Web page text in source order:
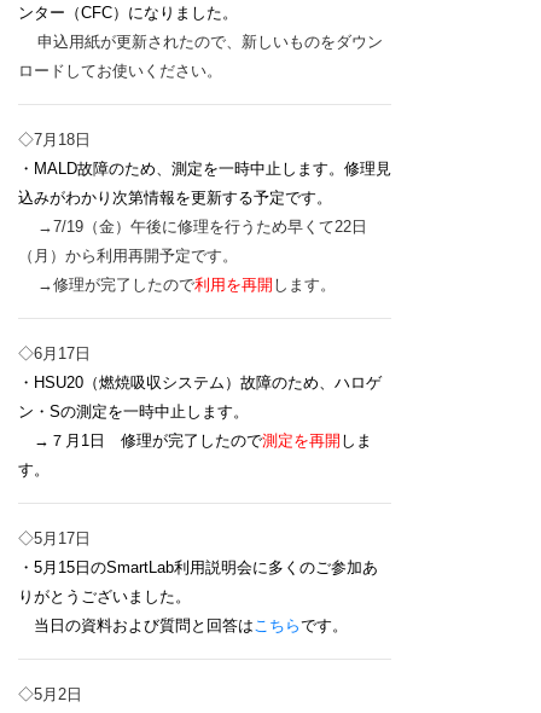
ンター（CFC）になりました。
申込用紙が更新されたので、新しいものをダウン
ロードしてお使いください。
◇7月18日
・MALD故障のため、測定を一時中止します。修理見
込みがわかり次第情報を更新する予定です。
→7/19（金）午後に修理を行うため早くて22日
（月）から利用再開予定です。
→修理が完了したので利用を再開 します。
◇6月17日
・HSU20（燃焼吸収システム）故障のため、ハロゲ
ン・Sの測定を一時中止します。
→７月1日 修理が完了したので測定を再開 しま
す。
◇5月17日
・5月15日のSmartLab利用説明会に多くのご参加あ
りがとうございました。
当日の資料および質問と回答はこちらです。
◇5月2日